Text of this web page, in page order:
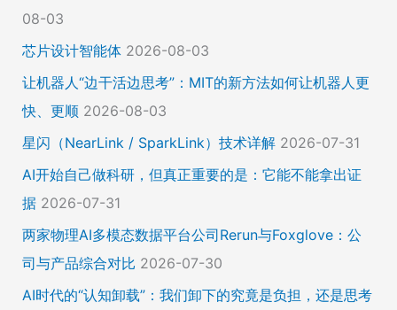
08-03
芯片设计智能体 2026-08-03
让机器人“边干活边思考”：MIT的新方法如何让机器人更
快、更顺 2026-08-03
星闪（NearLink / SparkLink）技术详解 2026-07-31
AI开始自己做科研，但真正重要的是：它能不能拿出证
据 2026-07-31
两家物理AI多模态数据平台公司Rerun与Foxglove：公
司与产品综合对比 2026-07-30
AI时代的“认知卸载”：我们卸下的究竟是负担，还是思考